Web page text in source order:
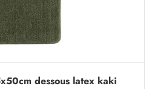
dessous latex kaki